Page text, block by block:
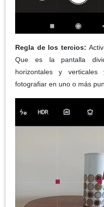
Regla de los tercios:
Que es la pantalla
horizontales y
fotografiar en uno o más